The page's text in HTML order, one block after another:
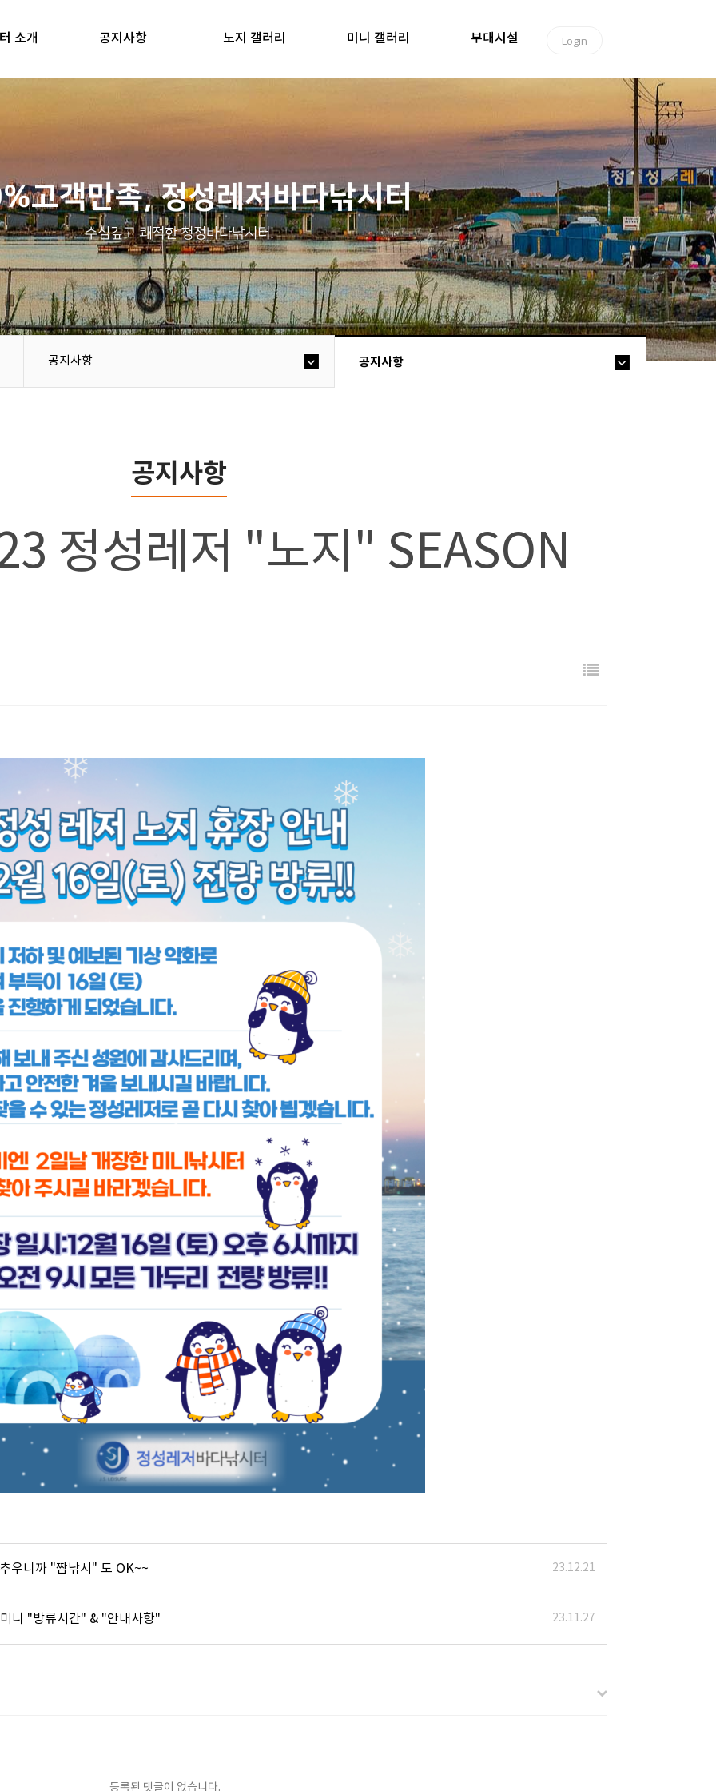
소개 공지사항 노지 갤러리 미니 갤러리 부대시설 Login
고객만족, 정성레저바다낚시터
수심깊고 쾌적한 청정바다낚시터!
공지사항 공지사항
공지사항
정성레저 "노지" SEASON
우니까 "짬낚시" 도 OK~~ 23.12.21
니 "방류시간" & "안내사항" 23.11.27
등록된 댓글이 없습니다.